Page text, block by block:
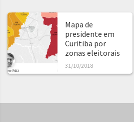
Mapa de
presidente em
Curitiba por
zonas eleitorais
31/10/2018